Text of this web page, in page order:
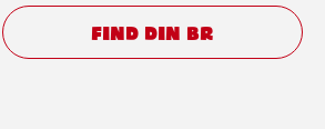
FIND DIN BR